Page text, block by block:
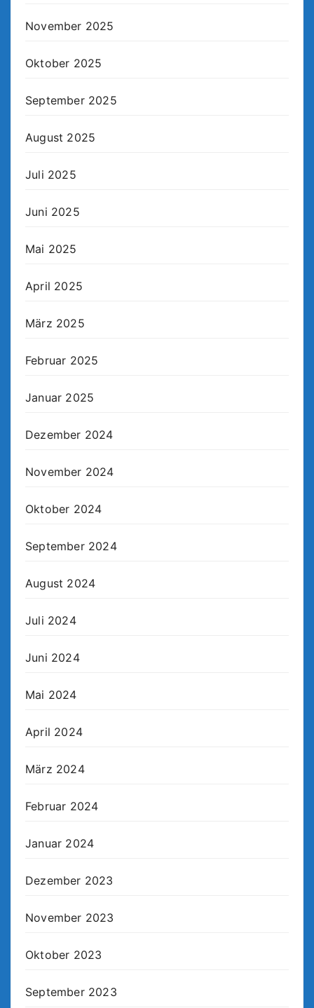
November 2025
Oktober 2025
September 2025
August 2025
Juli 2025
Juni 2025
Mai 2025
April 2025
März 2025
Februar 2025
Januar 2025
Dezember 2024
November 2024
Oktober 2024
September 2024
August 2024
Juli 2024
Juni 2024
Mai 2024
April 2024
März 2024
Februar 2024
Januar 2024
Dezember 2023
November 2023
Oktober 2023
September 2023